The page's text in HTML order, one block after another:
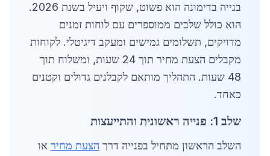
בנייה בדימונה הוא פשוט, שקוף ויעיל בשנת 2026.
הוא כולל שלבים ממוספרים עם לוחות זמנים
מדויקים, תשלומים גמישים ומעקב דיגיטלי. לקוחות
מקבלים הצעת מחיר תוך 24 שעות, ומשלוח תוך
48 שעות. התהליך מותאם לקבלנים גדולים וקטנים
כאחד.
שלב 1: פנייה ראשונית והתייעצות
השלב הראשון מתחיל בפנייה דרך הצעת מחיר או